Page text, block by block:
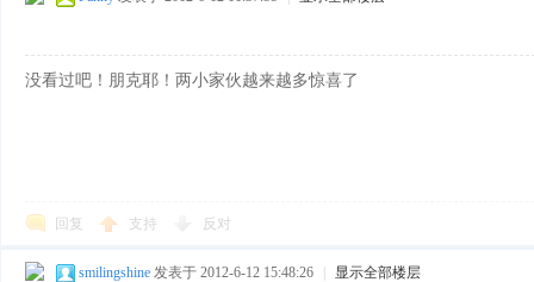
没看过吧！朋克耶！两小家伙越来越多惊喜了
回复 支持 反对
smilingshine 发表于 2012-6-12 15:48:26 显示全部楼层